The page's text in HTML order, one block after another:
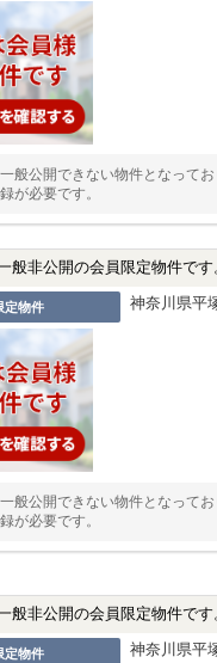
般公開できない物件となって
が必要です。
般非公開の会員限定物件です
定物件 神奈川県平
般公開できない物件となって
が必要です。
般非公開の会員限定物件です
定物件 神奈川県平